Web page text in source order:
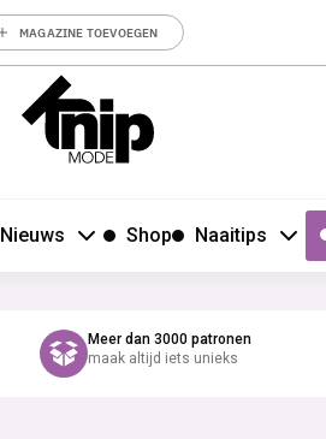
MAGAZINE TOEVOEGEN
Nieuws Shop Naaitips
Meer dan 3000 patronen
maak altijd iets unieks